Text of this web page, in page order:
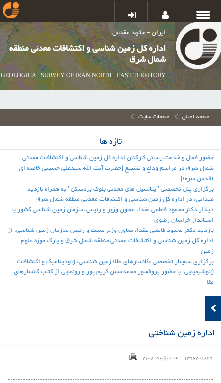
ایران - مشهد مقدس
اداره کل زمین شناسی و اکتشافات معدنی منطقه
شمال شرق
GEOLOGICAL SURVEY OF IRAN NORTH - EAST TERRITORY
صفحه اصلی صفحات سایت
تازه ها
حضور فعال و خدمت رسانی کارکنان اداره کل زمین شناسی و اکتشافات معدنی
شمال شرق در مراسم وداع و تشییع [حضرت آیت الله سیدعلی حسینی خامنه ای
(قدس سره)]
برگزاری پنل تخصصی "پتانسیل های معدنی بلوک بردسکن" به همراه بازدید
میدانی، در اداره کل زمین شناسی و اکتشافات معدنی منطقه شمال شرق
دیدار دکتر محمود فاطمی عقدا، معاون وزیر و رئیس سازمان زمین شناسی کشور با
استاندار خراسان رضوی
بازدید دکتر محمود فاطمی عقدا، معاون وزیر صمت و رئیس سازمان زمین شناسی، از
اداره کل زمین شناسی و اکتشافات معدنی منطقه شمال شرق و پارک موزه علوم
زمین
برگزاری سمینار تخصصی «کانسارهای طلا؛ زمین شناسی، ژئودینامیک و اکتشافات
ژئوشیمیایی» با حضور پروفسور محمدحسن کریم پور و رونمایی از کتاب کانسارهای
طلا
اداره زمین شناختی
1396/01/29 تعداد بازدید: 7708